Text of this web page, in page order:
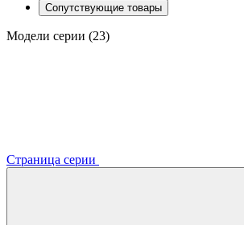
Сопутствующие товары
Модели серии (23)
Страница серии